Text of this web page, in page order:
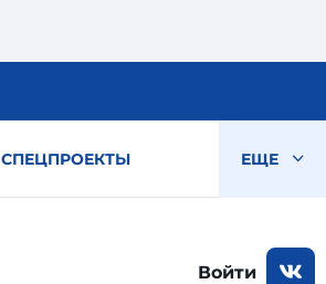
СПЕЦПРОЕКТЫ ЕЩЕ
Войти